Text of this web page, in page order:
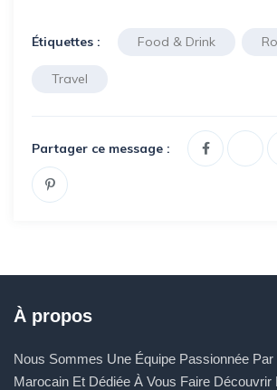
Étiquettes : Food & Drink
Travel
Partager ce message :
À propos
Nous Sommes Une Équipe Passionnée Par
Marocain Et Dédiée À Vous Faire Découvrir